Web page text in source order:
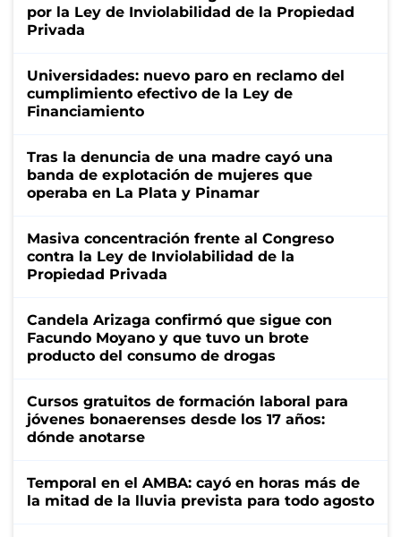
por la Ley de Inviolabilidad de la Propiedad
Privada
Universidades: nuevo paro en reclamo del
cumplimiento efectivo de la Ley de
Financiamiento
Tras la denuncia de una madre cayó una
banda de explotación de mujeres que
operaba en La Plata y Pinamar
Masiva concentración frente al Congreso
contra la Ley de Inviolabilidad de la
Propiedad Privada
Candela Arizaga confirmó que sigue con
Facundo Moyano y que tuvo un brote
producto del consumo de drogas
Cursos gratuitos de formación laboral para
jóvenes bonaerenses desde los 17 años:
dónde anotarse
Temporal en el AMBA: cayó en horas más de
la mitad de la lluvia prevista para todo agosto